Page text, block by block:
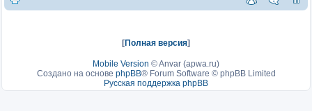
[Полная версия]
Mobile Version ©Anvar (apwa.ru)
Создано на основе phpBB® Forum Software © phpBB Limited
Русская поддержка phpBB